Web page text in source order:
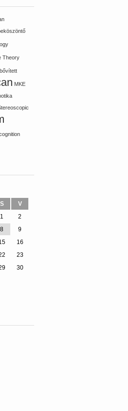
Theory
MKE
S V
1
2
8
9
16
23
30